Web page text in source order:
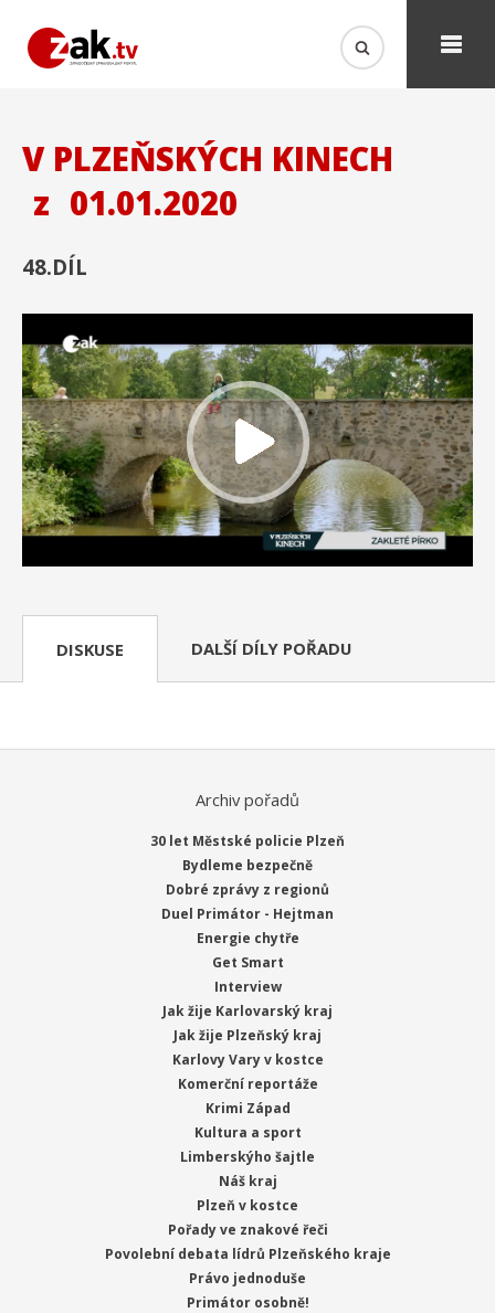
V PLZEŇSKÝCH KINECH
z 01.01.2020
48.DÍL
DISKUSE DALŠÍ DÍLY POŘADU
Archiv pořadů
30 let Městské policie Plzeň
Bydleme bezpečně
Dobré zprávy z regionů
Duel Primátor - Hejtman
Energie chytře
Get Smart
Interview
Jak žije Karlovarský kraj
Jak žije Plzeňský kraj
Karlovy Vary v kostce
Komerční reportáže
Krimi Západ
Kultura a sport
Limberskýho šajtle
Náš kraj
Plzeň v kostce
Pořady ve znakové řeči
Povolební debata lídrů Plzeňského kraje
Právo jednoduše
Primátor osobně!